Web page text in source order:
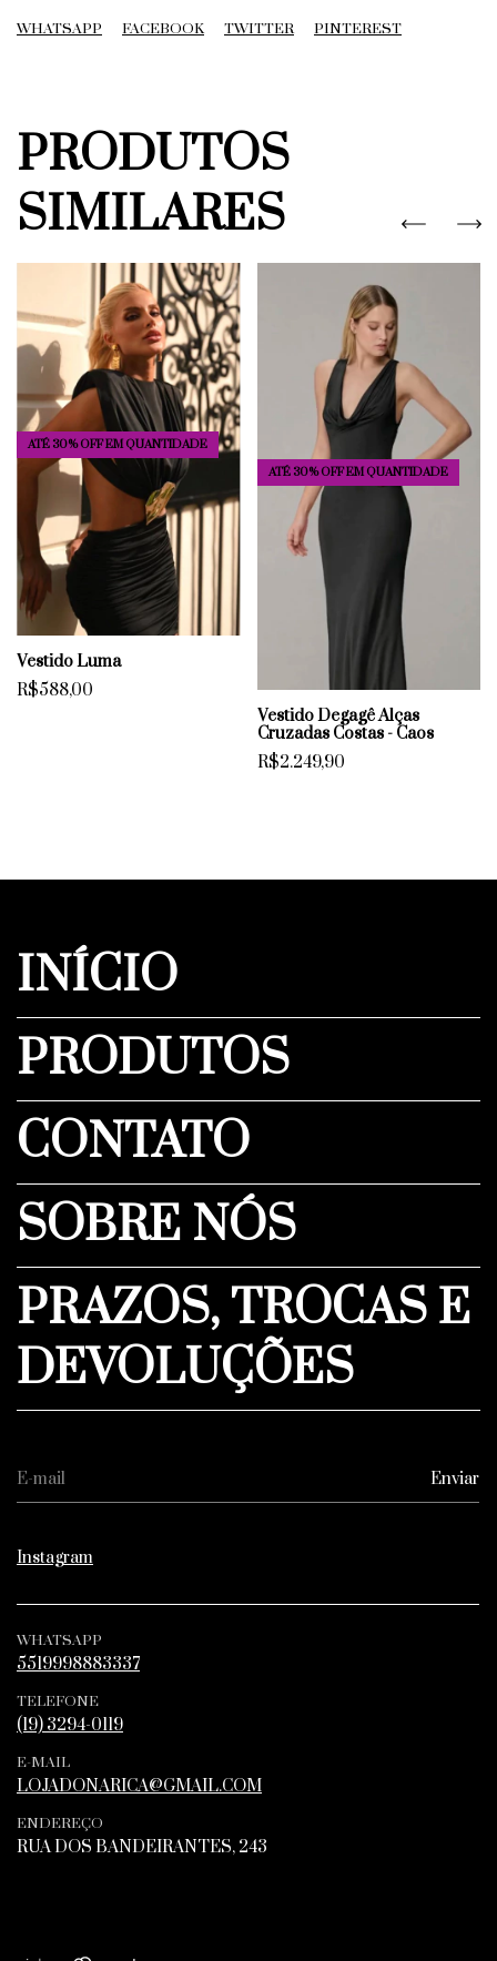
WHATSAPP FACEBOOK TWITTER PINTEREST
PRODUTOS
SIMILARES
ATÉ 30% OFFEM QUANTIDADE
Vestido Luma
R$588,00
ATÉ 30% OFFEM QUANTIDADE
Vestido Degagê Alças
Cruzadas Costas - Caos
R$2.249,90
INÍCIO
PRODUTOS
CONTATO
SOBRE NÓS
PRAZOS, TROCAS E
DEVOLUÇÕES
Instagram
WHATSAPP
5519998883337
TELEFONE
(19) 3294-0119
E-MAIL
LOJADONARICA@GMAIL.COM
ENDEREÇO
RUA DOS BANDEIRANTES, 243